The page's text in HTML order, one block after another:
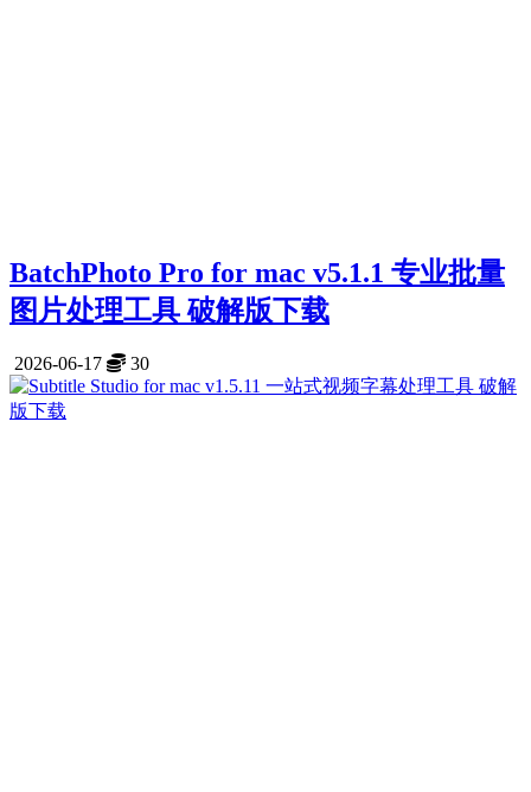
BatchPhoto Pro for mac v5.1.1 专业批量
图片处理工具 破解版下载
2026-06-17 30